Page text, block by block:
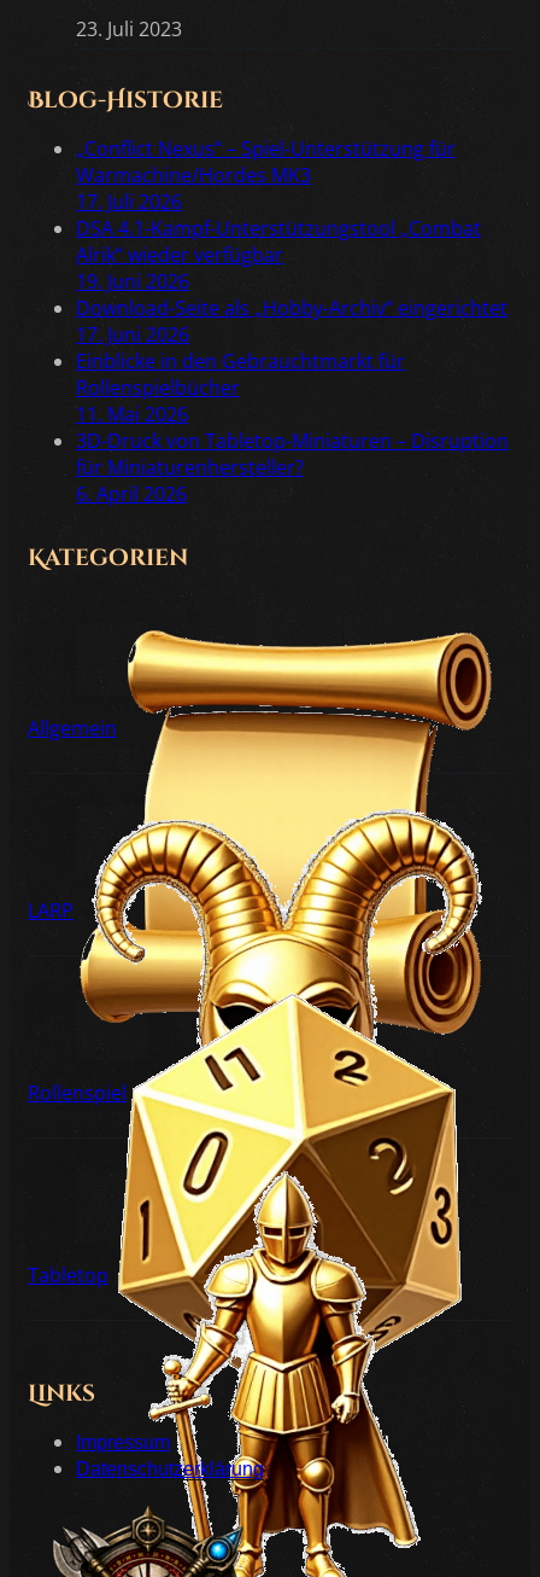
23. Juli 2023
Blog-Historie
„Conflict Nexus“ – Spiel-Unterstützung für
Warmachine/Hordes MK3
17. Juli 2026
DSA 4.1-Kampf-Unterstützungstool „Combat
Alrik“ wieder verfügbar
19. Juni 2026
Download-Seite als „Hobby-Archiv“ eingerichtet
17. Juni 2026
Einblicke in den Gebrauchtmarkt für
Rollenspielbücher
11. Mai 2026
3D-Druck von Tabletop-Miniaturen – Disruption
für Miniaturenhersteller?
6. April 2026
Kategorien
Allgemein
LARP
Rollenspiel
Tabletop
Links
Impressum
Datenschutzerklärung